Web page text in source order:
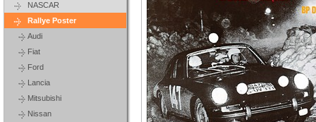
NASCAR
Rallye Poster
Audi
Fiat
Ford
Lancia
Mitsubishi
Nissan